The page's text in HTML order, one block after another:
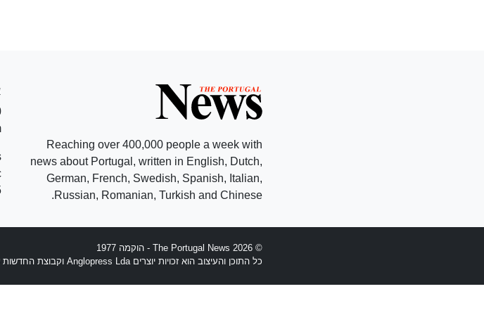
Reaching over 400,000 people a week with
news about Portugal, written in English, Dutch,
German, French, Swedish, Spanish, Italian,
Russian, Romanian, Turkish and Chinese.
© 2026 The Portugal News - הוקמה 1977
כל התוכן והעיצוב הוא זכויות יוצרים Anglopress Lda וקבוצת החדשות של עיתונים